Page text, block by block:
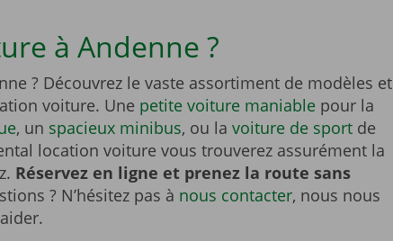
à Andenne ?
? Découvrez le vaste assortiment de modèles et
voiture. Une petite voiture maniablepour la
, un spacieux minibus, ou la voiture de sportde
location voiture vous trouverez assurément la
Réservez en ligne et prenez la route sans
? N’hésitez pas à nous contacter, nous nous